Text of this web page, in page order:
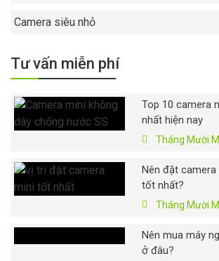
Camera siêu nhỏ
Tư vấn miễn phí
Top 10 camera
nhất hiện nay
Tháng Mười
Nên đặt
tốt nhất?
Tháng Mười
Nên mua máy
ở đâu?